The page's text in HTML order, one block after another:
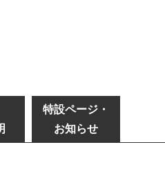
特設ページ・
お知らせ